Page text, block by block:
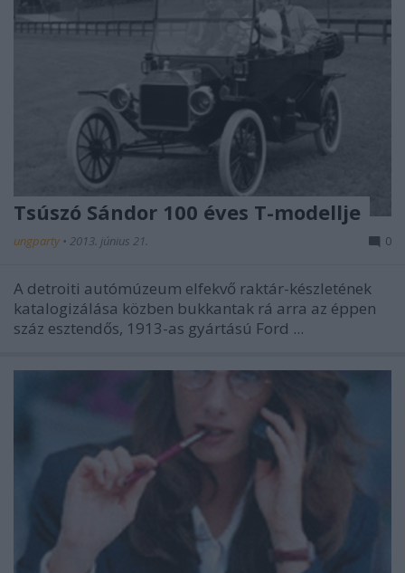
Tsúszó Sándor 100 éves T-modellje
ungparty • 2013. június 21. 0
A detroiti autómúzeum elfekvő raktár-készletének
katalogizálása közben bukkantak rá arra az éppen
száz esztendős, 1913-as gyártású Ford ...